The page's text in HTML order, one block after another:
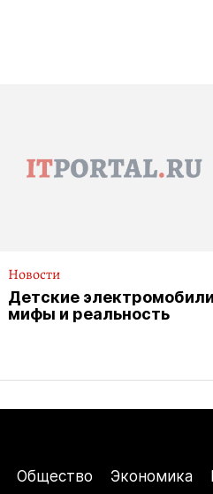
Новости
Детские
мифы и реальность
Общество Экономика